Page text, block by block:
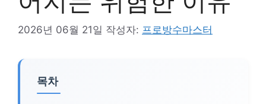
2026년 06월 21일 작성자: 프로방수마스터
목차